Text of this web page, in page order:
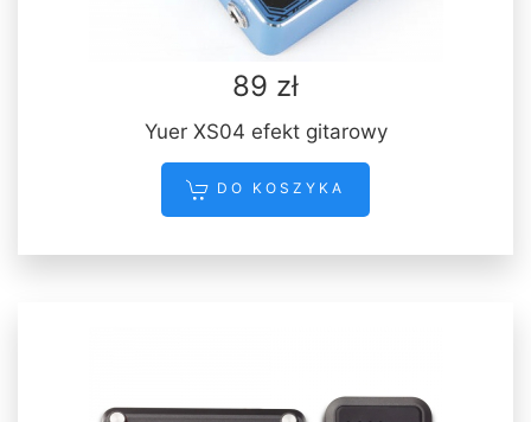
89 zł
Yuer XS04 efekt gitarowy
DO KOSZYKA